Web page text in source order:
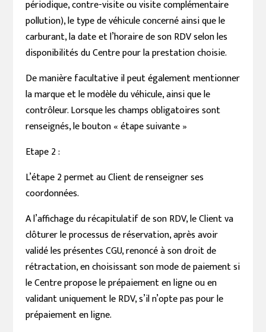
périodique, contre-visite ou visite complémentaire
pollution), le type de véhicule concerné ainsi que le
carburant, la date et l’horaire de son RDV selon les
disponibilités du Centre pour la prestation choisie.
De manière facultative il peut également mentionner
la marque et le modèle du véhicule, ainsi que le
contrôleur. Lorsque les champs obligatoires sont
renseignés, le bouton « étape suivante »
Etape 2 :
L’étape 2 permet au Client de renseigner ses
coordonnées.
A l’affichage du récapitulatif de son RDV, le Client va
clôturer le processus de réservation, après avoir
validé les présentes CGU, renoncé à son droit de
rétractation, en choisissant son mode de paiement si
le Centre propose le prépaiement en ligne ou en
validant uniquement le RDV, s’il n’opte pas pour le
prépaiement en ligne.